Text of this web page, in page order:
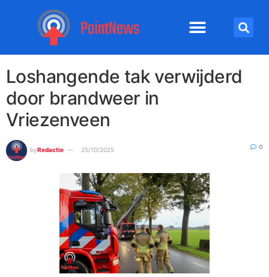
Loshangende tak verwijderd
door brandweer in
Vriezenveen
byRedactie 25/10/2025 0